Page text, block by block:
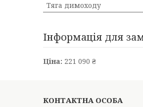
Тяга димоходу
Інформація для
Ціна: 221 090 ₴